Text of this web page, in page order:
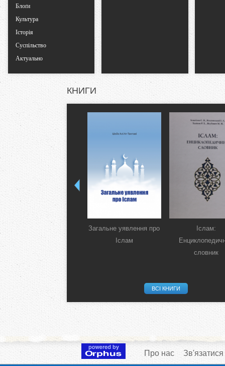
Блоґи
Культура
Історія
Суспільство
Актуально
КНИГИ
Загальне уявлення про
Іслам
Іслам:
словник
ВСІ КНИГИ
Про нас